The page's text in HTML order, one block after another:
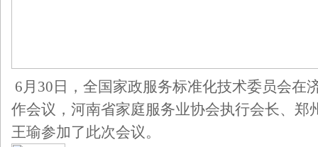
6月30日，全国家政服务标准化技术委员会在
作会议，河南省家庭服务业协会执行会长、郑
王瑜参加了此次会议。